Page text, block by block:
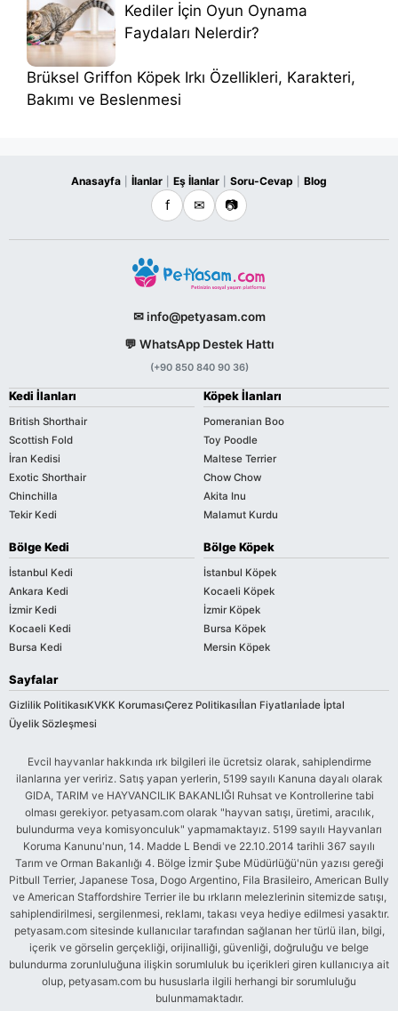
Kediler İçin Oyun Oynama
Faydaları Nelerdir?
Brüksel Griffon Köpek Irkı Özellikleri, Karakteri,
Bakımı ve Beslenmesi
Anasayfa İlanlar Eş İlanlar Soru-Cevap Blog
f ✉ 📷
✉ info@petyasam.com
💬 WhatsApp Destek Hattı
(+90 850 840 90 36)
Kedi İlanları
British Shorthair
Scottish Fold
İran Kedisi
Exotic Shorthair
Chinchilla
Tekir Kedi
Köpek İlanları
Pomeranian Boo
Toy Poodle
Maltese Terrier
Chow Chow
Akita Inu
Malamut Kurdu
Bölge Kedi
İstanbul Kedi
Ankara Kedi
İzmir Kedi
Kocaeli Kedi
Bursa Kedi
Bölge Köpek
İstanbul Köpek
Kocaeli Köpek
İzmir Köpek
Bursa Köpek
Mersin Köpek
Sayfalar
Gizlilik PolitikasıKVKK KorumasıÇerez Politikasıİlan Fiyatlarıİade İptal
Üyelik Sözleşmesi
Evcil hayvanlar hakkında ırk bilgileri ile ücretsiz olarak, sahiplendirme
ilanlarına yer veririz. Satış yapan yerlerin, 5199 sayılı Kanuna dayalı olarak
GIDA, TARIM ve HAYVANCILIK BAKANLIĞI Ruhsat ve Kontrollerine tabi
olması gerekiyor. petyasam.com olarak "hayvan satışı, üretimi, aracılık,
bulundurma veya komisyonculuk" yapmamaktayız. 5199 sayılı Hayvanları
Koruma Kanunu'nun, 14. Madde L Bendi ve 22.10.2014 tarihli 367 sayılı
Tarım ve Orman Bakanlığı 4. Bölge İzmir Şube Müdürlüğü'nün yazısı gereği
Pitbull Terrier, Japanese Tosa, Dogo Argentino, Fila Brasileiro, American Bully
ve American Staffordshire Terrier ile bu ırkların melezlerinin sitemizde satışı,
sahiplendirilmesi, sergilenmesi, reklamı, takası veya hediye edilmesi yasaktır.
petyasam.com sitesinde kullanıcılar tarafından sağlanan her türlü ilan, bilgi,
içerik ve görselin gerçekliği, orijinalliği, güvenliği, doğruluğu ve belge
bulundurma zorunluluğuna ilişkin sorumluluk bu içerikleri giren kullanıcıya ait
olup, petyasam.com bu hususlarla ilgili herhangi bir sorumluluğu
bulunmamaktadır.